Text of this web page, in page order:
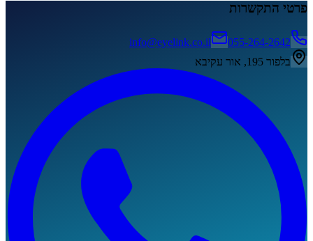
פרטי התקשרות
055-264-2642
info@eyelink.co.il
בלפור 195, אור עקיבא